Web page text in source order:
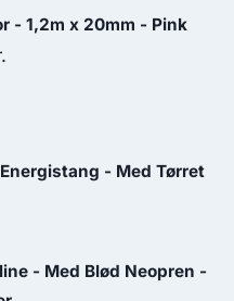
- 1,2m x 20mm - Pink
112.50 kr..
- Med Tørret
- Med Blød Neopren -